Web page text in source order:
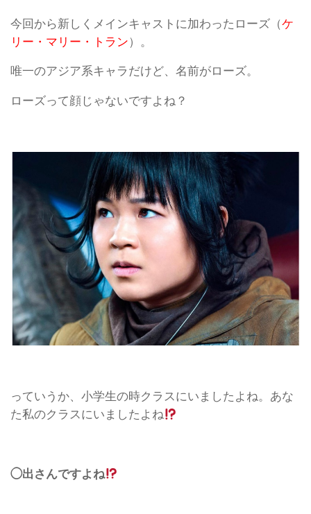
今回から新しくメインキャストに加わったローズ（ケ
リー・マリー・トラン ）。
唯一のアジア系キャラだけど、名前がローズ。
ローズって顔じゃないですよね？
っていうか、小学生の時クラスにいましたよね。あな
た私のクラスにいましたよね
◯出さんですよね